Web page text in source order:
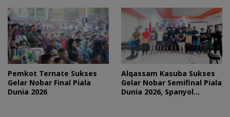
Pemkot Ternate Sukses
Gelar Nobar Final Piala
Dunia 2026
Alqassam Kasuba Sukses
Gelar Nobar Semifinal Piala
Dunia 2026, Spanyol